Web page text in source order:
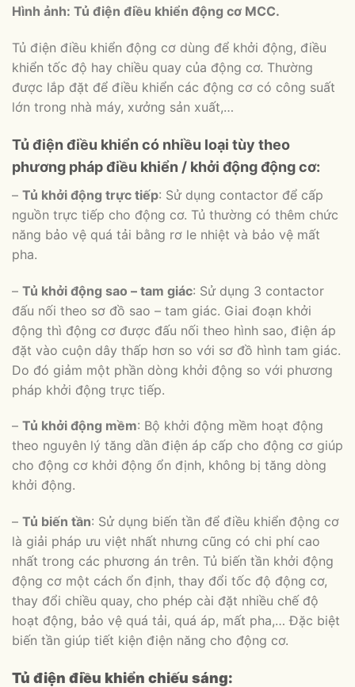
Hình ảnh: Tủ điện điều khiển động cơ MCC.
Tủ điện điều khiển động cơ dùng để khởi động, điều
khiển tốc độ hay chiều quay của động cơ. Thường
được lắp đặt để điều khiển các động cơ có công suất
lớn trong nhà máy, xưởng sản xuất,…
Tủ điện điều khiển có nhiều loại tùy theo
phương pháp điều khiển / khởi động động cơ:
– Tủ khởi động trực tiếp: Sử dụng contactor để cấp
nguồn trực tiếp cho động cơ. Tủ thường có thêm chức
năng bảo vệ quá tải bằng rơ le nhiệt và bảo vệ mất
pha.
– Tủ khởi động sao – tam giác: Sử dụng 3 contactor
đấu nối theo sơ đồ sao – tam giác. Giai đoạn khởi
động thì động cơ được đấu nối theo hình sao, điện áp
đặt vào cuộn dây thấp hơn so với sơ đồ hình tam giác.
Do đó giảm một phần dòng khởi động so với phương
pháp khởi động trực tiếp.
– Tủ khởi động mềm: Bộ khởi động mềm hoạt động
theo nguyên lý tăng dần điện áp cấp cho động cơ giúp
cho động cơ khởi động ổn định, không bị tăng dòng
khởi động.
– Tủ biến tần: Sử dụng biến tần để điều khiển động cơ
là giải pháp ưu việt nhất nhưng cũng có chi phí cao
nhất trong các phương án trên. Tủ biến tần khởi động
động cơ một cách ổn định, thay đổi tốc độ động cơ,
thay đổi chiều quay, cho phép cài đặt nhiều chế độ
hoạt động, bảo vệ quá tải, quá áp, mất pha,… Đặc biệt
biến tần giúp tiết kiện điện năng cho động cơ.
Tủ điện điều khiển chiếu sáng: